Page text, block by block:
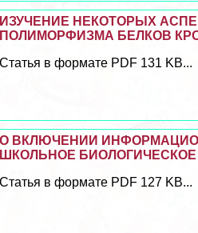
ИЗУЧЕНИЕ НЕКОТОРЫХ
ПОЛИМОРФИЗМА БЕЛКОВ
Статья в формате PDF 131 KB...
О ВКЛЮЧЕНИИ
ШКОЛЬНОЕ
Статья в формате PDF 127 KB...